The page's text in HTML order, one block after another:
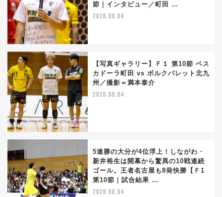
節｜インタビュー／町田 …
2026.08.04
【写真ギャラリー】Ｆ１ 第10節 ペス
カドーラ町田 vs ボルクバレット北九
州／撮影＝満本泰介
2026.08.04
5連勝の大分が4位浮上！しながわ・
新井裕生は開幕から驚異の10戦連続
ゴール。王者名古屋も8発快勝【Ｆ1
第10節｜試合結果 …
2026.08.04